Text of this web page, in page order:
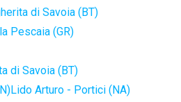
di Savoia (BT)
Pescaia (GR)
di Savoia (BT)
Lido Arturo - Portici (NA)